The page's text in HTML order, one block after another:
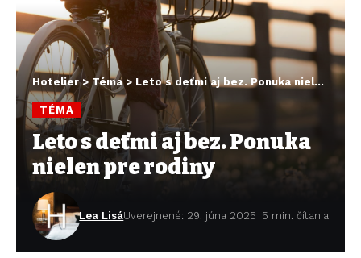
Hotelier> Téma> Leto s deťmi aj bez. Ponuka nielen pre rodiny
TÉMA
Leto s deťmi aj bez. Ponuka
nielen pre rodiny
Lea LisáUverejnené: 29. júna 2025 5 min. čítania